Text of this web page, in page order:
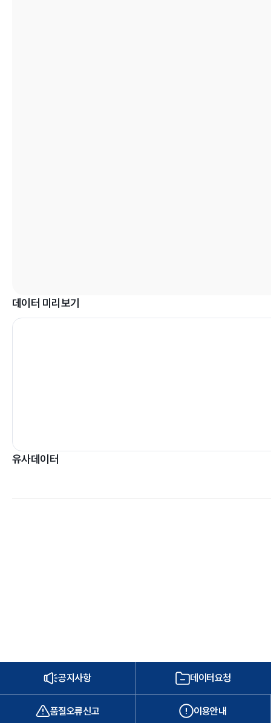
데이터 미리보기
유사데이터
공지사항 데이터요청
품질오류신고 이용안내